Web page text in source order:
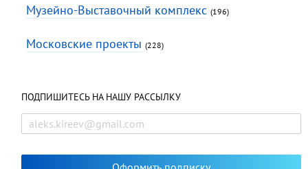
Музейно-Выставочный комплекс (196)
Московские проекты (228)
ПОДПИШИТЕСЬ НА НАШУ РАССЫЛКУ